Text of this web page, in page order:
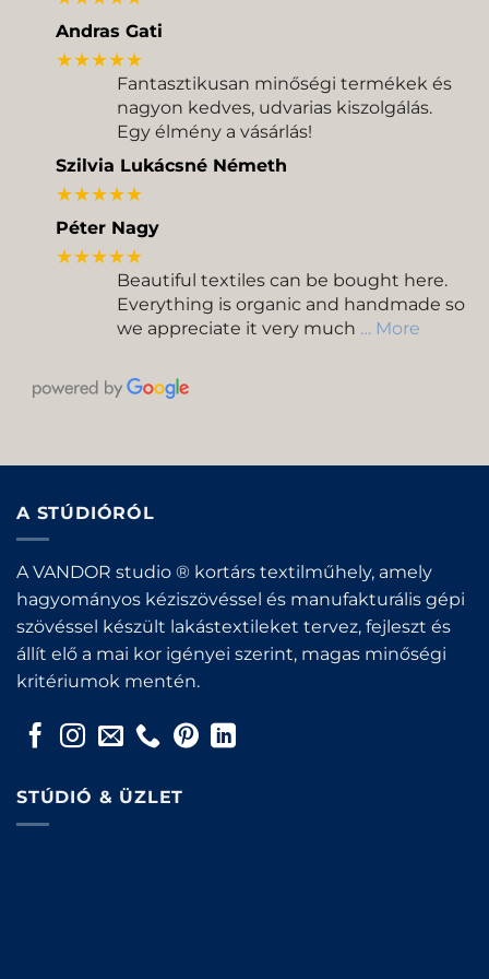
Andras Gati
★★★★★
Fantasztikusan minőségi termékek és
nagyon kedves, udvarias kiszolgálás.
Egy élmény a vásárlás!
Szilvia Lukácsné Németh
★★★★★
Péter Nagy
★★★★★
Beautiful textiles can be bought here.
Everything is organic and handmade so
we appreciate it very much … More
A STÚDIÓRÓL
A VANDOR studio ® kortárs textilműhely, amely
hagyományos kéziszövéssel és manufakturális gépi
szövéssel készült lakástextileket tervez, fejleszt és
állít elő a mai kor igényei szerint, magas minőségi
kritériumok mentén.
STÚDIÓ & ÜZLET